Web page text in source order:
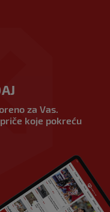
za Vas.
koje pokreću